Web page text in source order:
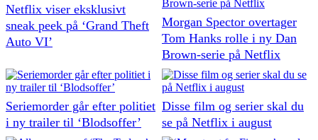
Netflix viser eksklusivt
sneak peek på ‘Grand Theft
Auto VI’
Morgan Spector overtager
Tom Hanks rolle i ny Dan
Brown-serie på Netflix
Seriemorder går efter politiet
i ny trailer til ‘Blodsoffer’
Disse film og serier skal du
se på Netflix i august